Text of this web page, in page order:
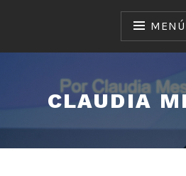
MENÚ
CLAUDIA